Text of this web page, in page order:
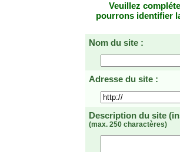
Veuillez
pourrons identifier
Nom du site :
Adresse du site :
Description du site
(max. 250 charactères)